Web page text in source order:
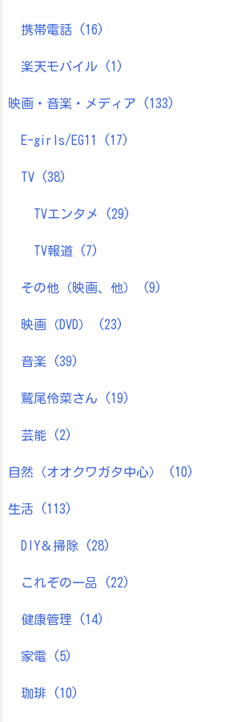
携帯電話 (16)
楽天モバイル (1)
映画・音楽・メディア (133)
E-girls/EG11 (17)
TV (38)
TVエンタメ (29)
TV報道 (7)
その他（映画、他） (9)
映画（DVD） (23)
音楽 (39)
鷲尾伶菜さん (19)
芸能 (2)
自然（オオクワガタ中心） (10)
生活 (113)
DIY＆掃除 (28)
これぞの一品 (22)
健康管理 (14)
家電 (5)
珈琲 (10)